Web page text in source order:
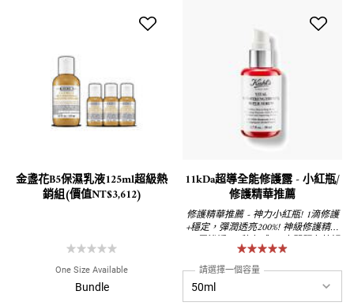
金盞花B5保濕乳液125ml超級熱
銷組(價值NT$3,612)
One Size Available
Bundle
11kDa超導全能修護露 - 小紅瓶/
修護精華推薦
修護精華推薦 - 神力小紅瓶! 1滴修護
+穩定，彈潤透亮200%! 神級修護精華
- 8層滲透、8秒有感、8大問題有效解
決!
請選擇一個容量